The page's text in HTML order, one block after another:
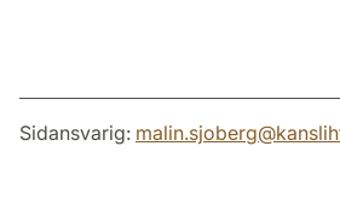
Sidansvarig: malin.sjoberg@